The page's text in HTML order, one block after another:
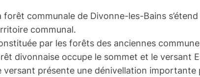
forêt communale de Divonne-les-Bains
communal.
par les forêts des anciennes
divonnaise occupe le sommet et le versant
versant présente une dénivellation importante